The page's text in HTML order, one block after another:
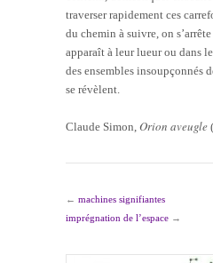
traverser rapidement ces
du chemin à suivre, on
apparaît à leur lueur ou dans
des ensembles insoupçonnés
se révèlent.
Claude Simon, Orion aveugle
← machines signifiantes
imprégnation de l’espace →